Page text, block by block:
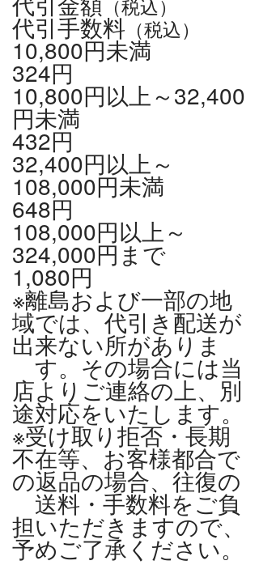
（税込）
代引手数料 （税込）
10,800円未満
324円
10,800円以上～32,400
円未満
432円
32,400円以上～
108,000円未満
648円
108,000円以上～
324,000円まで
1,080円
※離島および一部の地
域では、代引き配送が
出来ない所がありま
す。その場合には当
店よりご連絡の上、別
途対応をいたします。
※受け取り拒否・長期
不在等、お客様都合で
の返品の場合、往復の
送料・手数料をご負
担いただきますので、
予めご了承ください。